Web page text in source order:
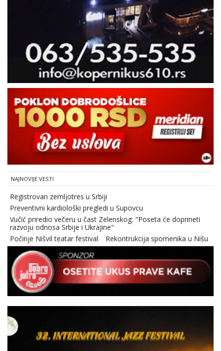
NAJNOVIJE VESTI
Registrovan zemljotres u Srbiji
Preventivni kardiološki pregledi u Supovcu
Vučić priredio večeru u čast Zelenskog: "Poseta će doprineti
razvoju odnosa Srbije i Ukrajine"
Počinje Nišvil teatar festival
Rekontrukcija spomenika u Nišu